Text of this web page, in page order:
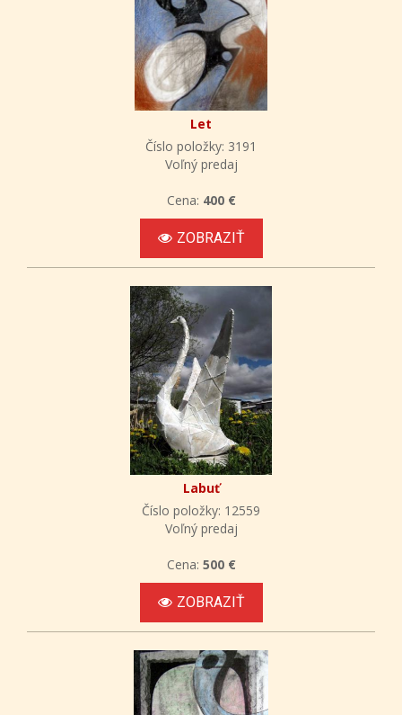
Let
Číslo položky: 3191
Voľný predaj
Cena: 400 €
ZOBRAZIŤ
Labuť
Číslo položky: 12559
Voľný predaj
Cena: 500 €
ZOBRAZIŤ